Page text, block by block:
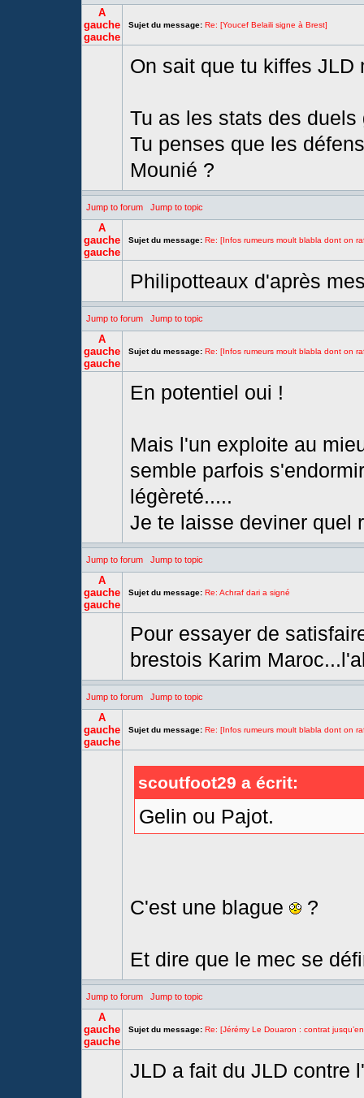
A
gauche
gauche
Sujet du message: Re: [Youcef Belaili signe à Brest]
On sait que tu kiffes
Tu as les stats des duels
Tu penses que les
Mounié ?
Jump to forum Jump to topic
A
gauche
gauche
Sujet du message: Re: [Infos rumeurs moult blabla dont on
Philipotteaux d'après
Jump to forum Jump to topic
A
gauche
gauche
Sujet du message: Re: [Infos rumeurs moult blabla dont on
En potentiel oui !
Mais l'un exploite au
semble parfois
légèreté.....
Je te laisse deviner quel
Jump to forum Jump to topic
A
gauche
gauche
Sujet du message: Re: Achraf dari a signé
Pour essayer de
brestois Karim
Jump to forum Jump to topic
A
gauche
gauche
Sujet du message: Re: [Infos rumeurs moult blabla dont on
scoutfoot29 a écrit:
Gelin ou Pajot.
C'est une blague ?
Et dire que le mec se
Jump to forum Jump to topic
A
gauche
gauche
Sujet du message: Re: [Jérémy Le Douaron : contrat
JLD a fait du JLD contre